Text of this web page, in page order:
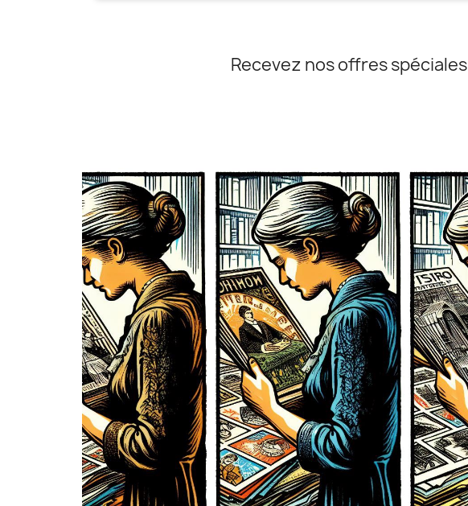
Recevez nos offres spéciales